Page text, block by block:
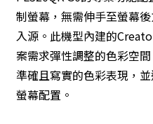
制螢幕，無需伸手至螢幕
入源。此機型內建的
案需求彈性調整的色彩空
準確且寫實的色彩表現，
螢幕配置。